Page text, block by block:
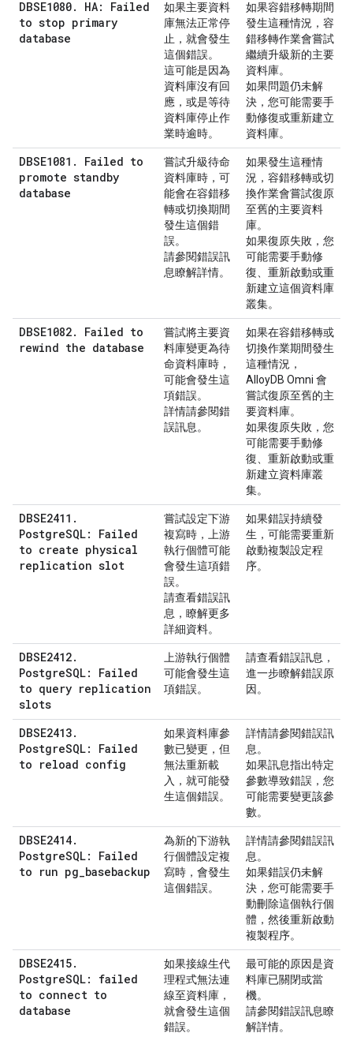
DBSE1080. HA: Failed
to stop primary
database
如果主要資料
庫無法正常停
止，就會發生
這個錯誤。
這可能是因為
資料庫沒有回
應，或是等待
資料庫停止作
業時逾時。
如果容錯移轉期間
發生這種情況，容
錯移轉作業會嘗試
繼續升級新的主要
資料庫。
如果問題仍未解
決，您可能需要手
動修復或重新建立
資料庫。
DBSE1081. Failed to
promote standby
database
嘗試升級待命
資料庫時，可
能會在容錯移
轉或切換期間
發生這個錯
誤。
請參閱錯誤訊
息瞭解詳情。
如果發生這種情
況，容錯移轉或切
換作業會嘗試復原
至舊的主要資料
庫。
如果復原失敗，您
可能需要手動修
復、重新啟動或重
新建立這個資料庫
叢集。
DBSE1082. Failed to
rewind the database
嘗試將主要資
料庫變更為待
命資料庫時，
可能會發生這
項錯誤。
詳情請參閱錯
誤訊息。
如果在容錯移轉或
切換作業期間發生
這種情況，
AlloyDB Omni 會
嘗試復原至舊的主
要資料庫。
如果復原失敗，您
可能需要手動修
復、重新啟動或重
新建立資料庫叢
集。
DBSE2411.
PostgreSQL: Failed
to create physical
replication slot
嘗試設定下游
複寫時，上游
執行個體可能
會發生這項錯
誤。
請查看錯誤訊
息，瞭解更多
詳細資料。
如果錯誤持續發
生，可能需要重新
啟動複製設定程
序。
DBSE2412.
PostgreSQL: Failed
to query replication
slots
上游執行個體
可能會發生這
項錯誤。
請查看錯誤訊息，
進一步瞭解錯誤原
因。
DBSE2413.
PostgreSQL: Failed
to reload config
如果資料庫參
數已變更，但
無法重新載
入，就可能發
生這個錯誤。
詳情請參閱錯誤訊
息。
如果訊息指出特定
參數導致錯誤，您
可能需要變更該參
數。
DBSE2414.
PostgreSQL: Failed
to run pg_basebackup
為新的下游執
行個體設定複
寫時，會發生
這個錯誤。
詳情請參閱錯誤訊
息。
如果錯誤仍未解
決，您可能需要手
動刪除這個執行個
體，然後重新啟動
複製程序。
DBSE2415.
PostgreSQL: failed
to connect to
database
如果接線生代
理程式無法連
線至資料庫，
就會發生這個
錯誤。
最可能的原因是資
料庫已關閉或當
機。
請參閱錯誤訊息瞭
解詳情。